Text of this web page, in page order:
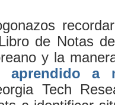
de Notas
y la
aprendido a
Tech